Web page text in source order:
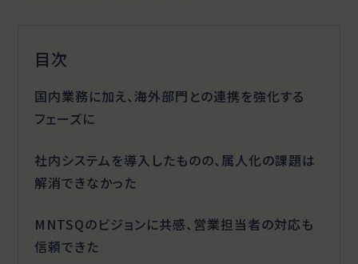
目次
国内業務に加え、海外部門との連携を強化する
フェーズに
社内システムを導入したものの、属人化の課題は
解消できなかった
MNTSQのビジョンに共感、営業担当者の対応も
信頼できた